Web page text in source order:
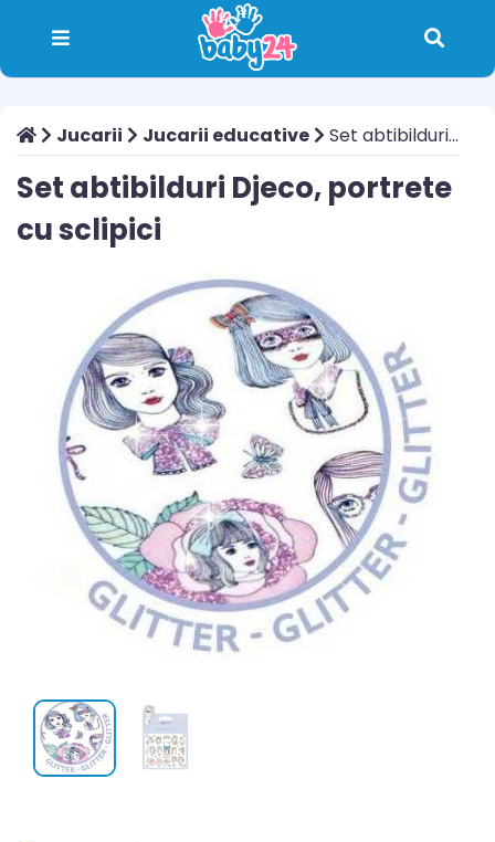
Jucarii Jucarii educative Set abtibilduri Djeco, portrete cu sclipici
Set abtibilduri Djeco, portrete
cu sclipici